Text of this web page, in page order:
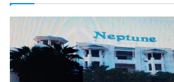
latérale)